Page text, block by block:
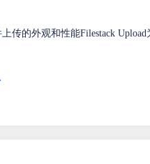
传的外观和性能Filestack